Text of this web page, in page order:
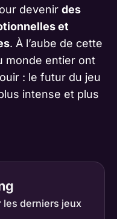
devenir des
et
. À l’aube de cette
monde entier ont
: le futur du jeu
intense et plus
derniers jeux